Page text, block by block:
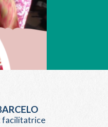
facilitatrice